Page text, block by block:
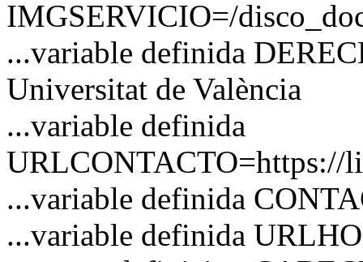
IMGSERVICIO=/
...variable definida
Universitat de València
...variable definida
URLCONTACTO=https://
...variable definida
...variable definida